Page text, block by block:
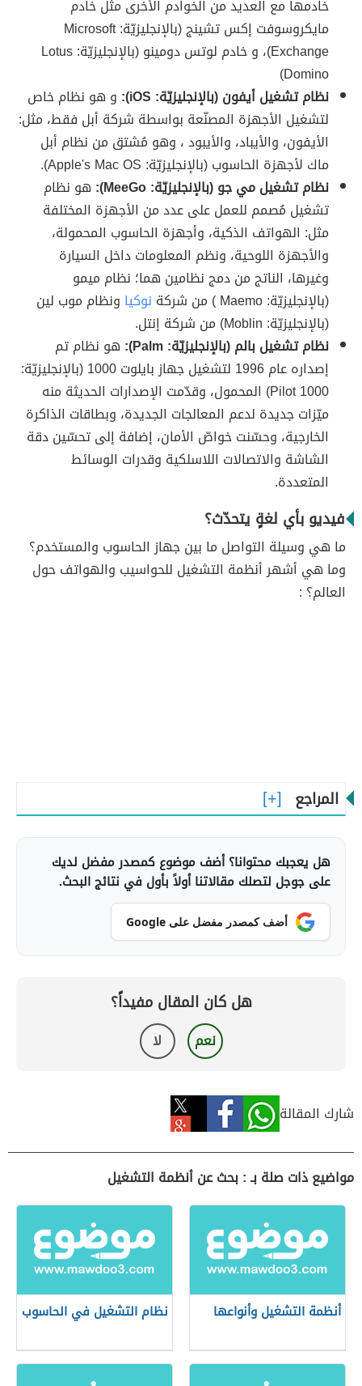
خادمها مع العديد من الخوادم الأخرى مثل خادم
مايكروسوفت إكس تشينج (بالإنجليزيّة: Microsoft
Exchange)، و خادم لوتس دومينو (بالإنجليزيّة: Lotus
Domino)
نظام تشغيل أيفون (بالإنجليزيّة: iOS):
و هو نظام خاص
لتشغيل الأجهزة المصنّعة بواسطة شركة أبل فقط، مثل:
الأيفون، والأيباد، والأيبود ، وهو مُشتق من نظام أبل
ماك لأجهزة الحاسوب (بالإنجليزيّة: Apple's Mac OS).
نظام تشغيل مي جو (بالإنجليزيّة: MeeGo):
هو نظام
تشغيل مُصمم للعمل على عدد من الأجهزة المختلفة
مثل: الهواتف الذكية، وأجهزة الحاسوب المحمولة،
والأجهزة اللوحية، ونظم المعلومات داخل السيارة
وغيرها، الناتج من دمج نظامين هما؛ نظام ميمو
(بالإنجليزيّة: Maemo ) من شركة
نوكيا ونظام موب لين
(بالإنجليزيّة: Moblin) من شركة إنتل.
نظام تشغيل بالم (بالإنجليزيّة: Palm):
هو نظام تم
إصداره عام 1996 لتشغيل جهاز بايلوت 1000 (بالإنجليزيّة:
Pilot 1000) المحمول، وقدّمت الإصدارات الحديثة منه
ميّزات جديدة لدعم المعالجات الجديدة، وبطاقات الذاكرة
الخارجية، وحسّنت خواصّ الأمان، إضافة إلى تحسّين دقة
الشاشة والاتصالات اللاسلكية وقدرات الوسائط
المتعددة.
فيديو بأي لغةٍ يتحدّث؟
ما هي وسيلة التواصل ما بين جهاز الحاسوب والمستخدم؟
وما هي أشهر أنظمة التشغيل للحواسيب والهواتف حول
العالم؟ :
المراجع
هل يعجبك محتوانا؟ أضف موضوع كمصدر مفضل لديك
على جوجل لتصلك مقالاتنا أولاً بأول في نتائج البحث.
أضف كمصدر مفضل على Google
هل كان المقال مفيداً؟
نعم لا
شارك المقالة
مواضيع ذات صلة بـ : بحث عن أنظمة التشغيل
أنظمة التشغيل وأنواعها نظام التشغيل في الحاسوب